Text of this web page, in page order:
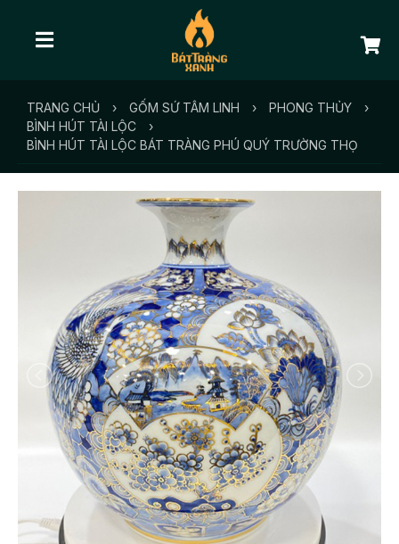
TRANG CHỦ › GỐM SỨ TÂM LINH › PHONG THỦY
›
BÌNH HÚT TÀI LỘC
›
BÌNH HÚT TÀI LỘC BÁT TRÀNG PHÚ QUÝ TRƯỜNG THỌ